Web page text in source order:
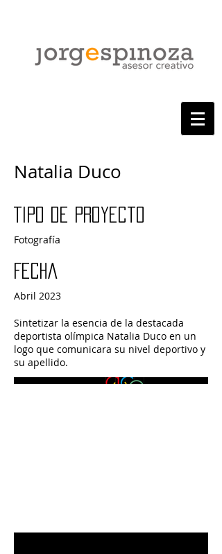
Natalia Duco
Tipo de proyecto
Fotografía
Fecha
Abril 2023
Sintetizar la esencia de la destacada
deportista olímpica Natalia Duco en un
logo que comunicara su nivel deportivo y
su apellido.